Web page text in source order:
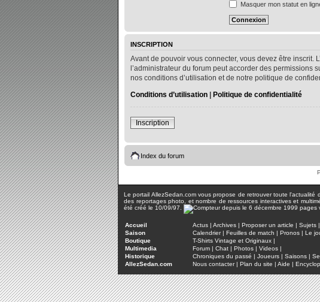
Masquer mon statut en
INSCRIPTION
Avant de pouvoir vous connecter, vous devez être inscrit.
l’administrateur du forum peut accorder des permissions
nos conditions d’utilisation et de notre politique de
Conditions d’utilisation | Politique de confidentialité
Inscription
Index du forum
Le portail AllezSedan.com vous propose de retrouver toute
des reportages photo, et nombre de ressources interactives et
été créé le 10/09/97.
pages
Accueil Actus | Archives | Proposer un article | Sujets |
Saison
Calendrier| Feuilles de match | Pronos | Le
Boutique
T-Shirts Vintage et Originaux |
Multimedia
Forum | Chat | Photos | Videos |
Historique
Chroniques du passé | Joueurs | Saisons |
AllezSedan.com
Nous contacter| Plan du site | Aide |